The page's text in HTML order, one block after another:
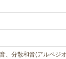
、分散和音(アルペジ